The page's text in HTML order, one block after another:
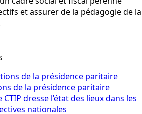
et assurer de la pédagogie de la
de la présidence paritaire